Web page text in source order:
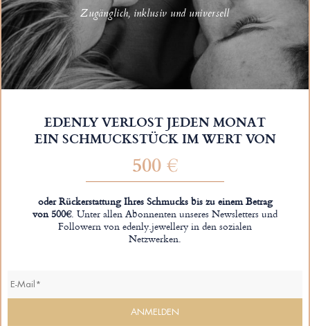
Zugänglich, inklusiv und universell
EDENLY VERLOST JEDEN MONAT
EIN SCHMUCKSTÜCK IM WERT VON
500 €
oder Rückerstattung Ihres Schmucks bis zu einem Betrag
von 500€. Unter allen Abonnenten unseres Newsletters und
Followern von edenly.jewellery in den sozialen
Netzwerken.